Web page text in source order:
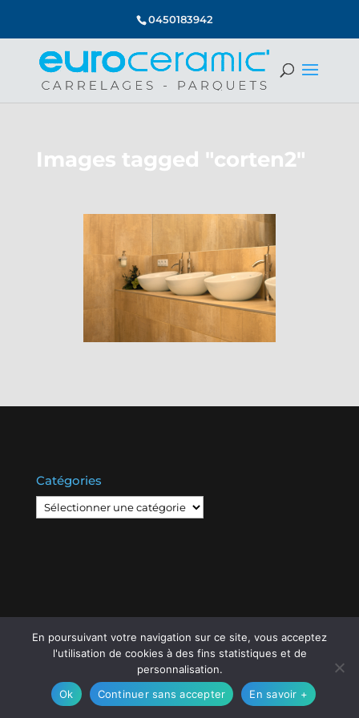
0450183942
Images tagged "corten2"
Catégories
Catégories
© Copyright8082020 -Les Entreprises Locales-
Mentions Légales – RGPD – Protection de la vie
privée – Gestion des cookies
En poursuivant votre navigation sur ce site, vous acceptez
l'utilisation de cookies à des fins statistiques et de
personnalisation.
Ok
Continuer sans accepter En savoir +